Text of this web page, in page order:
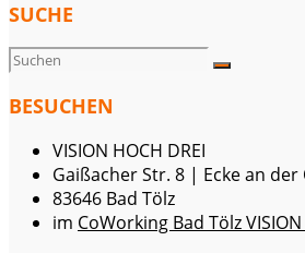
SUCHE
BESUCHEN
VISION HOCH DREI
Gaißacher Str. 8 | Ecke an
83646 Bad Tölz
im CoWorking Bad Tölz VISION